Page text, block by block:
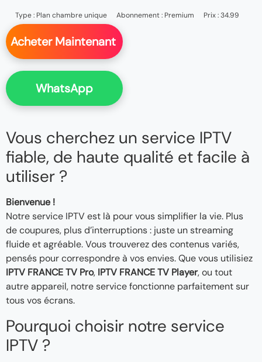
Type : Plan chambre unique Abonnement : Premium Prix : 34.99
Acheter Maintenant
WhatsApp
Vous cherchez un service IPTV
fiable, de haute qualité et facile à
utiliser ?
Bienvenue !
Notre service IPTV est là pour vous simplifier la vie. Plus
de coupures, plus d’interruptions : juste un streaming
fluide et agréable. Vous trouverez des contenus variés,
pensés pour correspondre à vos envies. Que vous utilisiez
IPTV FRANCE TV Pro, IPTV FRANCE TV Player, ou tout
autre appareil, notre service fonctionne parfaitement sur
tous vos écrans.
Pourquoi choisir notre service
IPTV ?